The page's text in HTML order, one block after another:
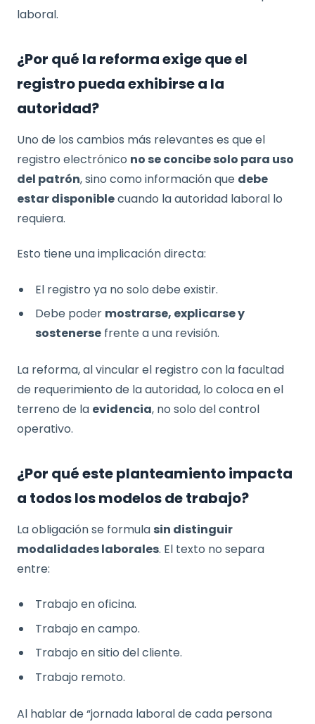
laboral.
¿Por qué la reforma exige que el
registro pueda exhibirse a la
autoridad?
Uno de los cambios más relevantes es que el
registro electrónico no se concibe solo para uso
del patrón, sino como información que debe
estar disponiblecuando la autoridad laboral lo
requiera.
Esto tiene una implicación directa:
El registro ya no solo debe existir.
Debe poder mostrarse, explicarse y
sostenersefrente a una revisión.
La reforma, al vincular el registro con la facultad
de requerimiento de la autoridad, lo coloca en el
terreno de la evidencia, no solo del control
operativo.
¿Por qué este planteamiento impacta
a todos los modelos de trabajo?
La obligación se formula sin distinguir
modalidades laborales. El texto no separa
entre:
Trabajo en oficina.
Trabajo en campo.
Trabajo en sitio del cliente.
Trabajo remoto.
Al hablar de “jornada laboral de cada persona